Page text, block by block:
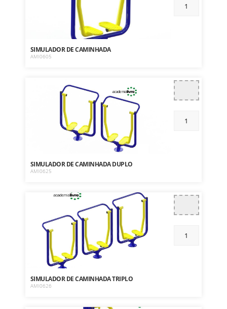
SIMULADOR DE CAMINHADA
AMI0605
SIMULADOR DE CAMINHADA DUPLO
AMI0625
SIMULADOR DE CAMINHADA TRIPLO
AMI0626